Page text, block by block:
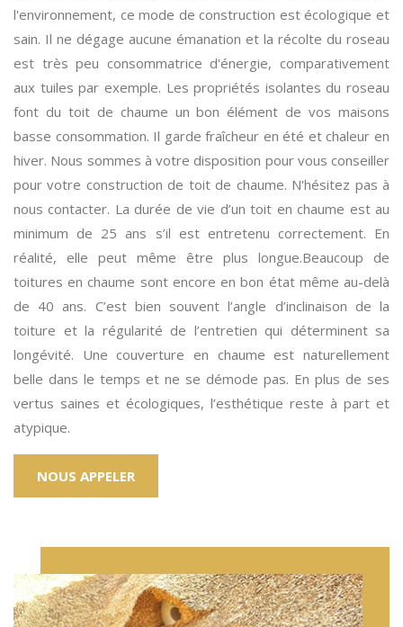
l'environnement, ce mode de construction est écologique et
sain. Il ne dégage aucune émanation et la récolte du roseau
est très peu consommatrice d'énergie, comparativement
aux tuiles par exemple. Les propriétés isolantes du roseau
font du toit de chaume un bon élément de vos maisons
basse consommation. Il garde fraîcheur en été et chaleur en
hiver. Nous sommes à votre disposition pour vous conseiller
pour votre construction de toit de chaume. N'hésitez pas à
nous contacter. La durée de vie d’un toit en chaume est au
minimum de 25 ans s’il est entretenu correctement. En
réalité, elle peut même être plus longue.Beaucoup de
toitures en chaume sont encore en bon état même au-delà
de 40 ans. C’est bien souvent l’angle d’inclinaison de la
toiture et la régularité de l’entretien qui déterminent sa
longévité. Une couverture en chaume est naturellement
belle dans le temps et ne se démode pas. En plus de ses
vertus saines et écologiques, l’esthétique reste à part et
atypique.
NOUS APPELER